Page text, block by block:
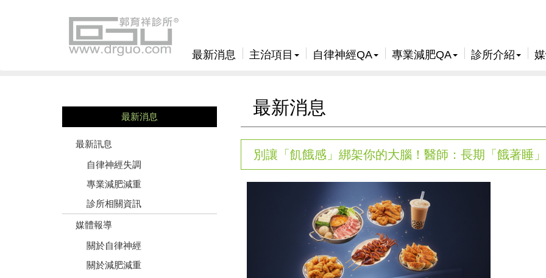
最新消息 主治項目 自律神經QA 專業減肥QA 診所介紹
最新消息
最新訊息
自律神經失調
專業減肥減重
診所相關資訊
媒體報導
關於自律神經
關於減肥減重
最新消息
別讓「飢餓感」綁架你的大腦！醫師：長期「餓著睡